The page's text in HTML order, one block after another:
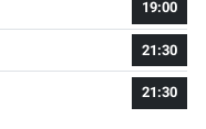
19:00
21:30
21:30